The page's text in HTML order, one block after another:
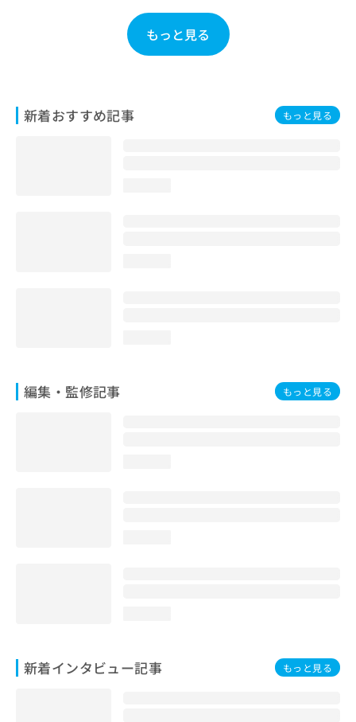
もっと見る
新着おすすめ記事 もっと見る
編集・監修記事 もっと見る
新着インタビュー記事 もっと見る
は
こ